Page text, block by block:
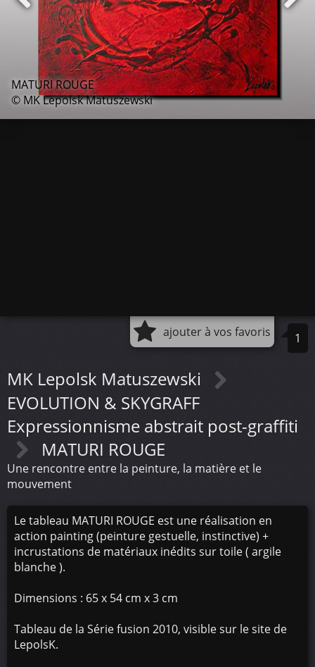
MATURI ROUGE
© MK Lepolsk Matuszewski
ajouter à vos favoris 1
MK Lepolsk Matuszewski
EVOLUTION & SKYGRAFF
Expressionnisme abstrait post-graffiti
MATURI ROUGE
Une rencontre entre la peinture, la matière et le
mouvement
Le tableau MATURI ROUGE est une réalisation en
action painting (peinture gestuelle, instinctive) +
incrustations de matériaux inédits sur toile ( argile
blanche ).
Dimensions : 65 x 54 cm x 3 cm
Tableau de la Série fusion 2010, visible sur le site de
LepolsK.